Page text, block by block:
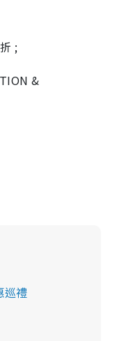
;
&
巡禮